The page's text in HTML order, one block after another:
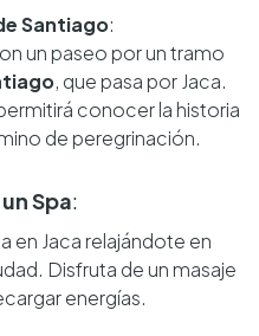
Santiago:
un paseo por un tramo
, que pasa por Jaca.
conocer la historia
de peregrinación.
Spa:
en Jaca relajándote en
Disfruta de un masaje
energías.